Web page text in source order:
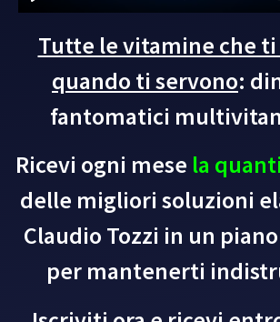
Tutte le vitamine che
quando ti servono:
fantomatici
Ricevi ogni mese la
delle migliori soluzioni
Claudio Tozzi in un piano
per mantenerti